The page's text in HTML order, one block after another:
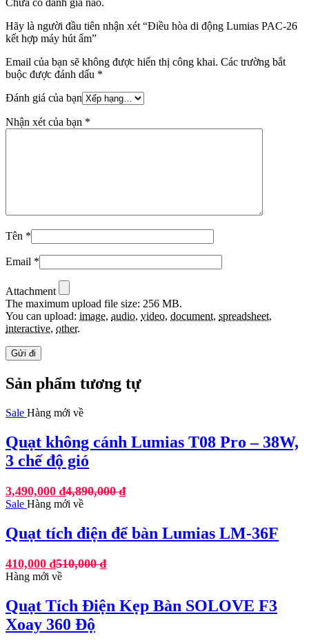
Chưa có đánh giá nào.
Hãy là người đầu tiên nhận xét “Điều hòa di động Lumias PAC-26
kết hợp máy hút ẩm”
Email của bạn sẽ không được hiển thị công khai. Các trường bắt
buộc được đánh dấu *
Đánh giá của bạn
Nhận xét của bạn *
Tên *
Email *
Attachment
The maximum upload file size: 256 MB.
You can upload: image, audio, video, document, spreadsheet,
interactive, other.
Sản phẩm tương tự
Sale Hàng mới về
Quạt không cánh Lumias T08 Pro – 38W,
3 chế độ gió
3,490,000 ₫4,890,000₫
Sale Hàng mới về
Quạt tích điện để bàn Lumias LM-36F
410,000 ₫510,000₫
Hàng mới về
Quạt Tích Điện Kẹp Bàn SOLOVE F3
Xoay 360 Độ